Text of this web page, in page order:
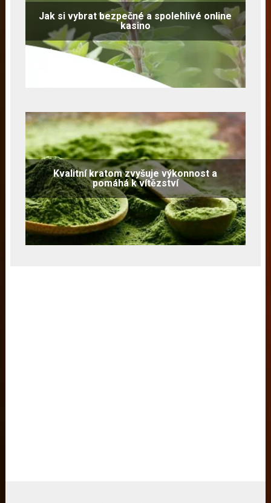
Jak si vybrat bezpečné a spolehlivé online
kasino
Kvalitní kratom zvyšuje výkonnost a
pomáhá k vítězství